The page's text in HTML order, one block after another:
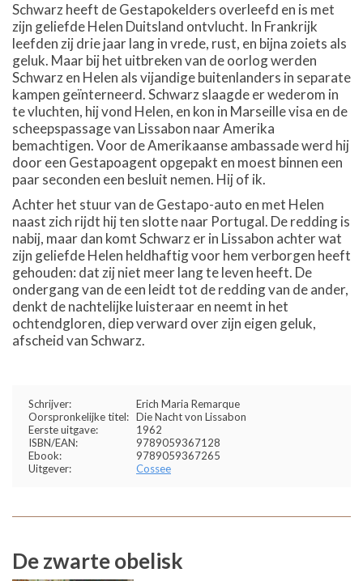
Schwarz heeft de Gestapokelders overleefd en is met
zijn geliefde Helen Duitsland ontvlucht. In Frankrijk
leefden zij drie jaar lang in vrede, rust, en bijna zoiets als
geluk. Maar bij het uitbreken van de oorlog werden
Schwarz en Helen als vijandige buitenlanders in separate
kampen geïnterneerd. Schwarz slaagde er wederom in
te vluchten, hij vond Helen, en kon in Marseille visa en de
scheepspassage van Lissabon naar Amerika
bemachtigen. Voor de Amerikaanse ambassade werd hij
door een Gestapoagent opgepakt en moest binnen een
paar seconden een besluit nemen. Hij of ik.
Achter het stuur van de Gestapo-auto en met Helen
naast zich rijdt hij ten slotte naar Portugal. De redding is
nabij, maar dan komt Schwarz er in Lissabon achter wat
zijn geliefde Helen heldhaftig voor hem verborgen heeft
gehouden: dat zij niet meer lang te leven heeft. De
ondergang van de een leidt tot de redding van de ander,
denkt de nachtelijke luisteraar en neemt in het
ochtendgloren, diep verward over zijn eigen geluk,
afscheid van Schwarz.
Schrijver:
Erich Maria Remarque
Oorspronkelijke titel: Die Nacht von Lissabon
Eerste uitgave:
1962
ISBN/EAN:
9789059367128
Ebook:
9789059367265
Uitgever:
Cossee
De zwarte obelisk